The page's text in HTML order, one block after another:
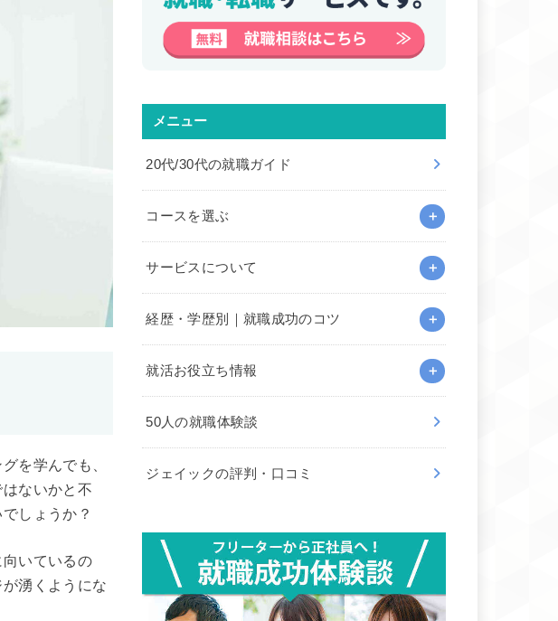
を学んでも、
ないかと不
しょうか？
いているの
湧くようにな
メニュー
20代/30代の就職ガイド
コースを選ぶ
サービスについて
経歴・学歴別｜就職成功のコツ
就活お役立ち情報
50人の就職体験談
ジェイックの評判・口コミ